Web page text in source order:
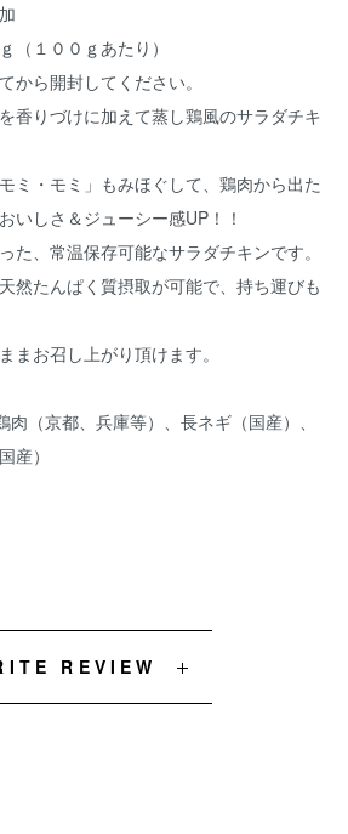
（１００ｇあたり）
から開封してください。
香りづけに加えて蒸し鶏風のサラダチキ
ミ・モミ」もみほぐして、鶏肉から出た
しさ＆ジューシー感UP！！
た、常温保存可能なサラダチキンです。
然たんぱく質摂取が可能で、持ち運びも
まお召し上がり頂けます。
（京都、兵庫等）、長ネギ（国産）、
産）
REVIEW